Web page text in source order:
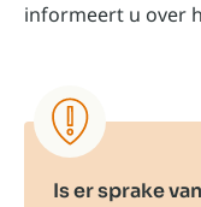
informeert u over
Is er sprake